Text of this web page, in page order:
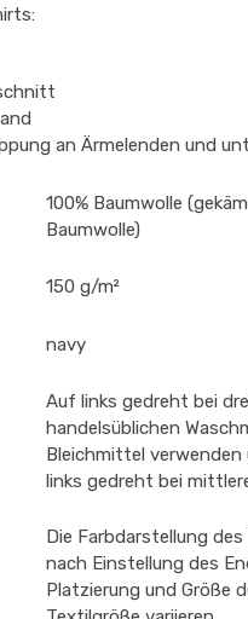
an Ärmelenden und
100% Baumwolle
Baumwolle)
150 g/m²
navy
Auf links gedreht bei
handelsüblichen
Bleichmittel
links gedreht bei
Die Farbdarstellung
nach Einstellung des
Platzierung und Größe